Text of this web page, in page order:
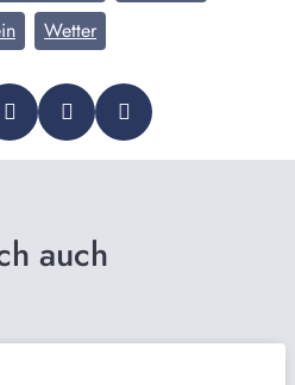
Wetter
auch